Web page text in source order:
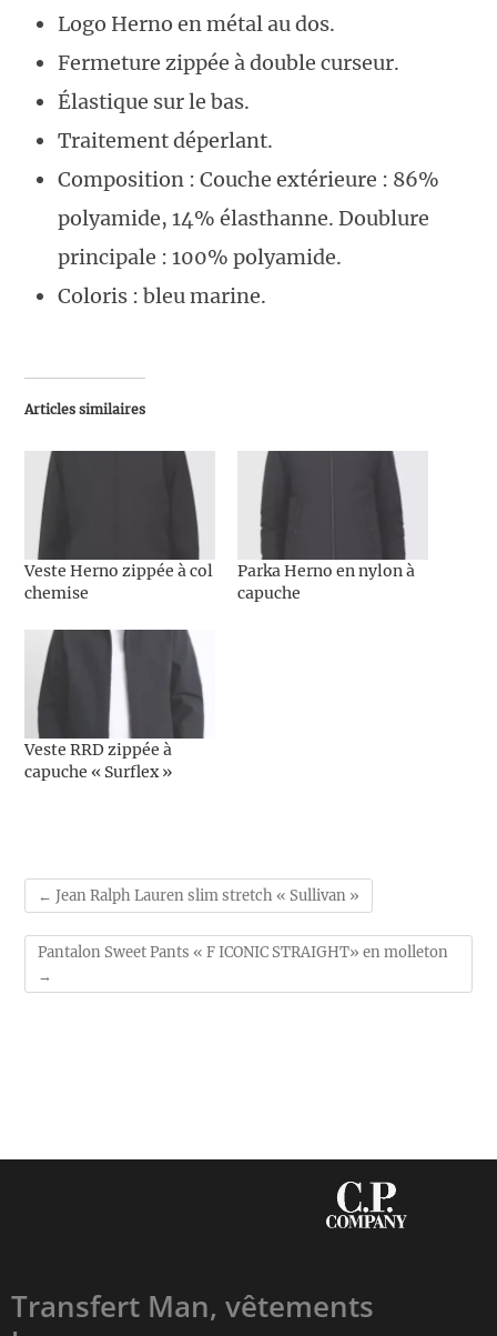
Logo Herno en métal au dos.
Fermeture zippée à double curseur.
Élastique sur le bas.
Traitement déperlant.
Composition : Couche extérieure : 86%
polyamide, 14% élasthanne. Doublure
principale : 100% polyamide.
Coloris : bleu marine.
Articles similaires
Veste Herno zippée à col
chemise
Parka Herno en nylon à
capuche
Veste RRD zippée à
capuche « Surflex »
← Jean Ralph Lauren slim stretch « Sullivan »
Pantalon Sweet Pants « F ICONIC STRAIGHT» en molleton
→
Transfert Man, vêtements